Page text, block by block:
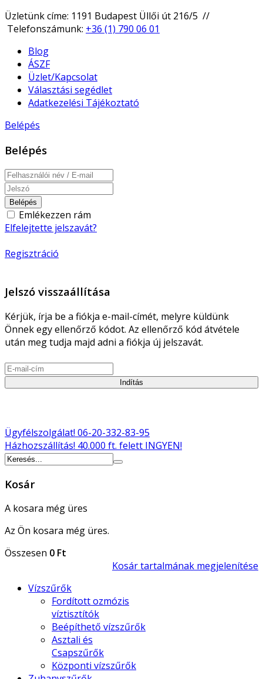
Üzletünk címe: 1191 Budapest Üllői út 216/5 //
Telefonszámunk: +36 (1) 790 06 01
Blog
ÁSZF
Üzlet/Kapcsolat
Választási segédlet
Adatkezelési Tájékoztató
Belépés
Belépés
Belépés
Emlékezzen rám
Elfelejtette jelszavát?
Regisztráció
Jelszó visszaállítása
Kérjük, írja be a fiókja e-mail-címét, melyre küldünk
Önnek egy ellenőrző kódot. Az ellenőrző kód átvétele
után meg tudja majd adni a fiókja új jelszavát.
Indítás
Ügyfélszolgálat! 06-20-332-83-95
Házhozszállítás! 40.000 ft. felett INGYEN!
Kosár
A kosara még üres
Az Ön kosara még üres.
Összesen 0 Ft
Kosár tartalmának megjelenítése
Vízszűrők
Fordított ozmózis
víztisztítók
Beépíthető vízszűrők
Asztali és
Csapszűrők
Központi vízszűrők